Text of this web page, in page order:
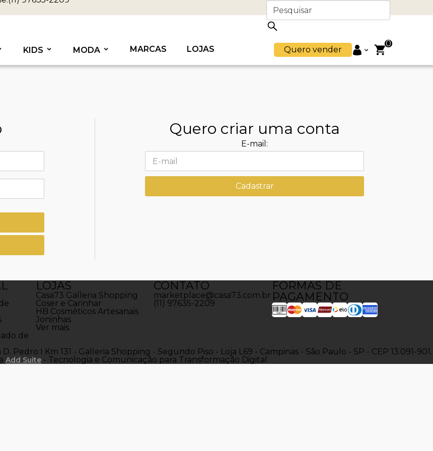
KIDS MODA MARCAS LOJAS Quero vender
0
Quero criar uma conta
E-mail:
Cadastrar
de
LOJAS
Casa73 Galleria Shopping
Coser e Carinhar
HB Cosméticos Artesanais
Joninhas
Ver mais
CONTATO
marketplace@casa73.com.br
(11) 97635-2209
FORMAS DE
PAGAMENTO
Pedro I Km 131 - Galleria Shopping - Segundo Piso - Loja L69 - Campinas - São Paulo - SP - CEP 13.091-901.
Add Suite - Tecnologia e Comunicação para Transformação Digital